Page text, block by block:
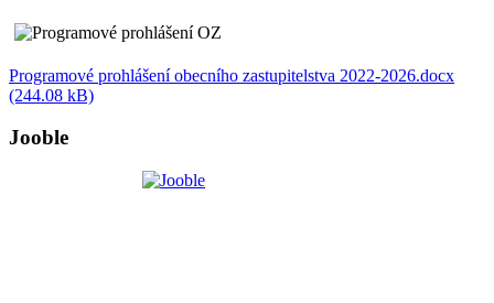
Programové prohlášení obecního zastupitelstva 2022-2026.docx
(244.08 kB)
Jooble